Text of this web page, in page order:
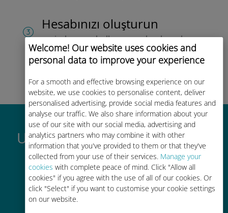
Welcome! Our website uses cookies and
personal data to improve your experience
For a smooth and effective browsing experience on our
website, we use cookies to personalise content, deliver
personalised advertising, provide social media features and
analyse our traffic. We also share information about your
use of our site with our social media, advertising and
analytics partners who may combine it with other
information that you've provided to them or that they've
collected from your use of their services. Manage your
cookies with complete peace of mind. Click "Allow all
cookies" if you agree with the use of all of our cookies. Or
click "Select" if you want to customise your cookie settings
on our website.
Hesabınızı oluşturun
veri planınızı kullanmaya başlamak,
bakiyenizi kontrol etmek ve hareket
halindeyken yükleme yapmak için.İyi
Ubigi uluslararası eSIM neden
bu kadar harika